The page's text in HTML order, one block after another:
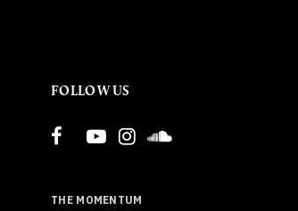
FOLLOW US
THE MOMENTUM